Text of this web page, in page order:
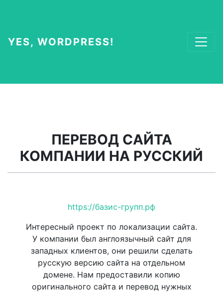
YES, WORDPRESS!
ПЕРЕВОД САЙТА
КОМПАНИИ НА РУССКИЙ
https://базис-групп.рф
Интересный проект по локализации сайта.
У компании был англоязычный сайт для
западных клиентов, они решили сделать
русскую версию сайта на отдельном
домене. Нам предоставили копию
оригинального сайта и перевод нужных